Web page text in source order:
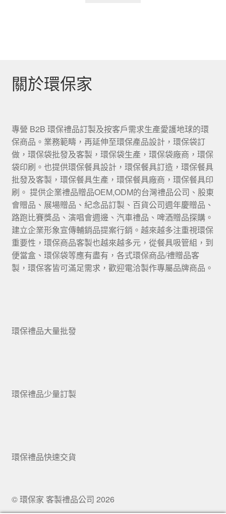
關於環保家
專營 B2B 環保禮品訂製及按客戶需求生產愛護地球的環
保商品。業務範疇，再延伸至環保產品設計，環保袋訂
做，環保袋批發及客製，環保袋生產，環保袋廠商，環保
袋印刷。也提供環保餐具設計，環保餐具訂造，環保餐具
批發及客製，環保餐具生產，環保餐具廠商，環保餐具印
刷。 提供企業禮品贈品OEM,ODM的台灣禮品公司、股東
會贈品、展場贈品、紀念品訂製、百貨公司週年慶贈品、
路跑比賽獎品、演唱會週邊、汽車禮品、啤酒贈品探購。
建立企業形象宣傳輔銷品提案行銷。越來越多注重視環保
重要性，環保商品客製也越來越多元，從餐具吸管組，到
便當盒、環保袋等應有盡有，各式環保商品/禮贈品客
製，環保客皆可滿足需求，歡迎電洽製作專屬品牌商品。
環保禮品大量批發
環保禮品少量訂製
環保禮品快速交貨
© 環保家 客製禮品公司 2026